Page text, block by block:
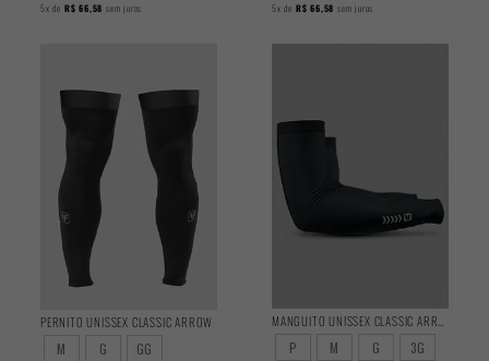
5x de R$ 66,58 sem juros 5x de R$ 66,58 sem juros
PERNITO UNISSEX CLASSIC ARROW
M G GG P M G 3G